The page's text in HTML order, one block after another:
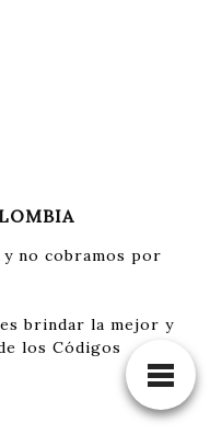
no cobramos por
brindar la mejor y
los Códigos